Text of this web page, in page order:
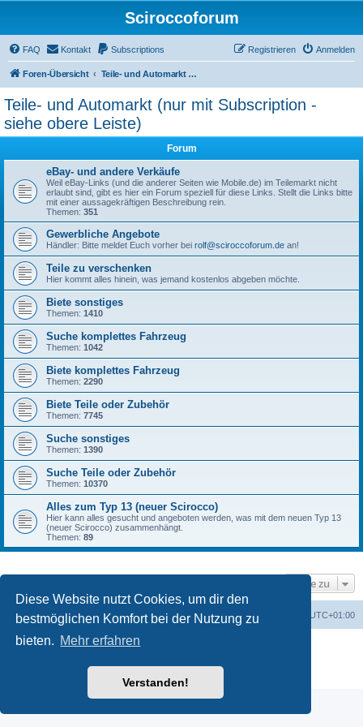
Diese Website nutzt Cookies, um dir den
bestmöglichen Komfort bei der Nutzung zu
bieten. Mehr erfahren
Verstanden!
Sciroccoforum
FAQ Kontakt Subscriptions Anmelden
Registrieren
Foren-Übersicht Teile- und Automarkt (nur mit Subscription - siehe obere Leiste)
Teile- und Automarkt (nur mit Subscription -
siehe obere Leiste)
Forum
eBay- und andere Verkäufe
Weil eBay-Links (und die anderer Seiten wie Mobile.de) im Teilemarkt nicht
erlaubt sind, gibt es hier ein Forum speziell für diese Links. Stellt die Links bitte
mit einer aussagekräftigen Beschreibung rein.
Themen: 351
Gewerbliche Angebote
Händler: Bitte meldet Euch vorher bei rolf@sciroccoforum.de an!
Teile zu verschenken
Hier kommt alles hinein, was jemand kostenlos abgeben möchte.
Biete sonstiges
Themen: 1410
Suche komplettes Fahrzeug
Themen: 1042
Biete komplettes Fahrzeug
Themen: 2290
Biete Teile oder Zubehör
Themen: 7745
Suche sonstiges
Themen: 1390
Suche Teile oder Zubehör
Themen: 10370
Alles zum Typ 13 (neuer Scirocco)
Hier kann alles gesucht und angeboten werden, was mit dem neuen Typ 13
(neuer Scirocco) zusammenhängt.
Themen: 89
Gehe zu
Foren-Übersicht Alle Zeiten sind UTC+01:00
Powered byphpBB